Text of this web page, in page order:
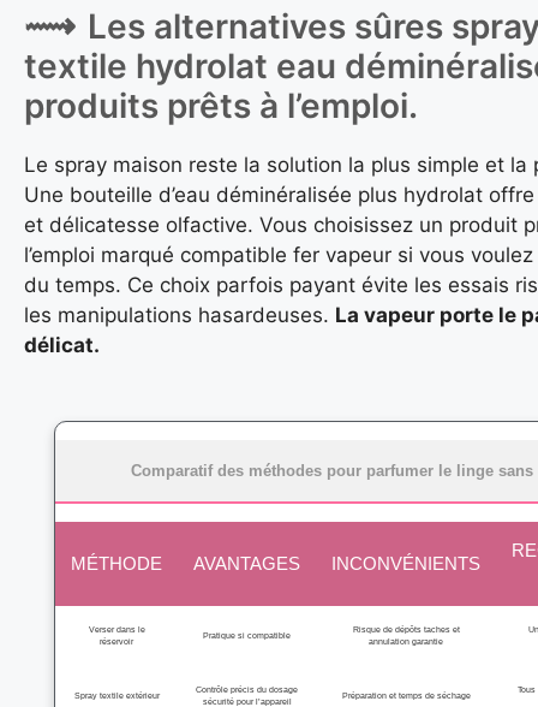
Les alternatives sûres
textile hydrolat eau
produits prêts à l’emploi.
Le spray maison reste la solution la plus simple et la
Une bouteille d’eau déminéralisée plus hydrolat
et délicatesse olfactive. Vous choisissez un produit
l’emploi marqué compatible fer vapeur si vous
du temps. Ce choix parfois payant évite les essais
les manipulations hasardeuses. La vapeur porte le
délicat.
Comparatif des méthodes pour parfumer le linge sans
MÉTHODE AVANTAGES INCONVÉNIENTS
Verser dans le
réservoir
Pratique si compatible
Risque de dépôts taches et
annulation garantie
Spray textile extérieur
Contrôle précis du dosage
sécurité pour l’appareil
Préparation et temps de séchage
Tous